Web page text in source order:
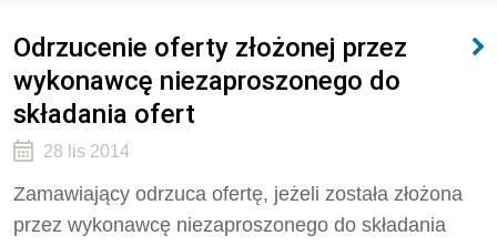
Odrzucenie oferty złożonej przez
wykonawcę niezaproszonego do
składania ofert
28 lis 2014
Zamawiający odrzuca ofertę, jeżeli została złożona
przez wykonawcę niezaproszonego do składania